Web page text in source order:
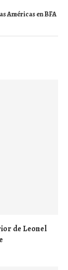
Américas en BFA
de Leonel